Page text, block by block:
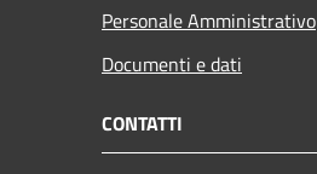
Personale Amministrativo
Documenti e dati
CONTATTI